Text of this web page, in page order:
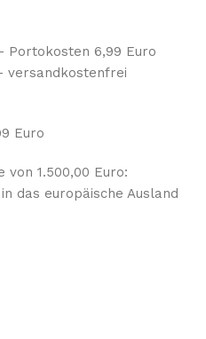
Portokosten 6,99 Euro
versandkostenfrei
Euro
1.500,00 Euro:
das europäische Ausland